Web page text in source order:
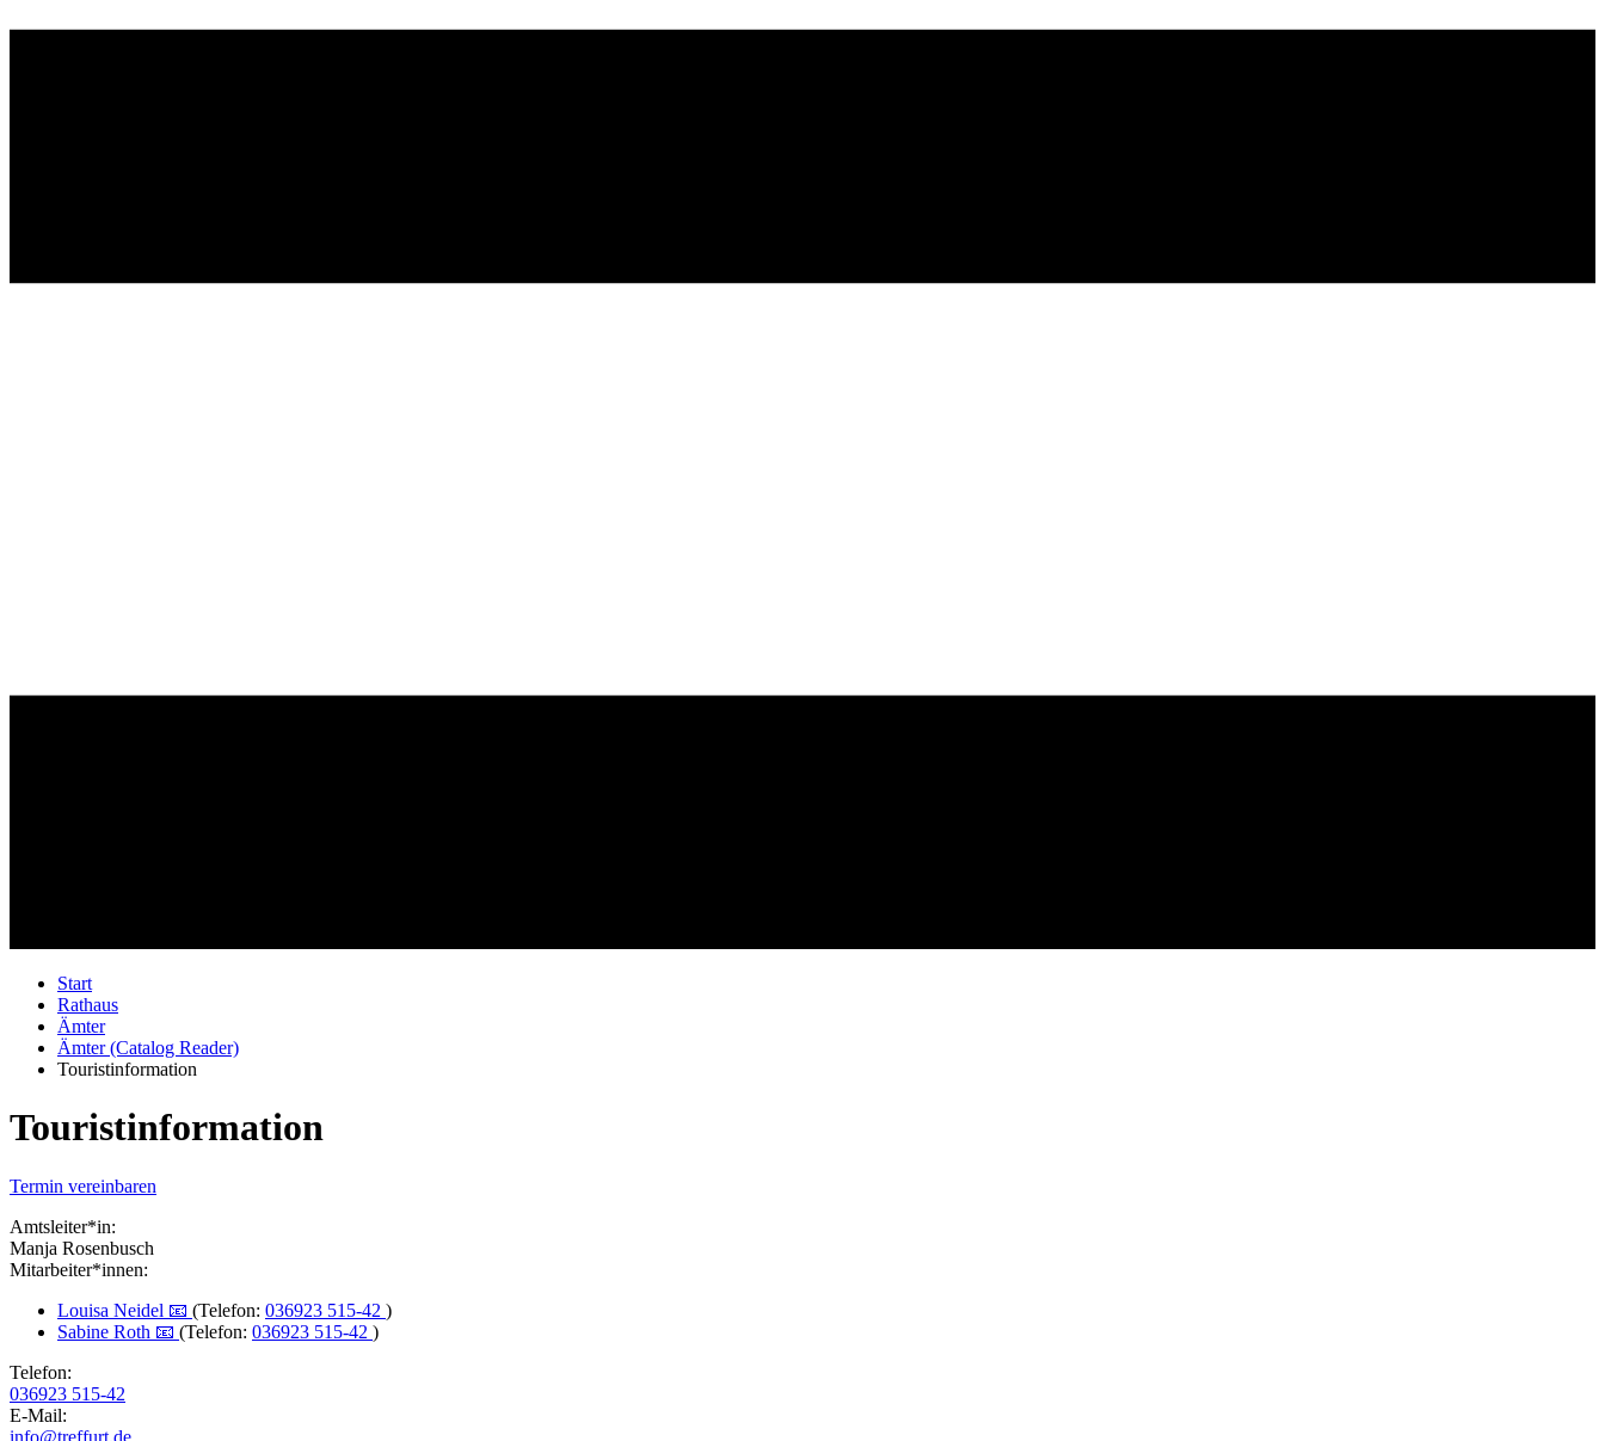
Start
Rathaus
Ämter
Ämter (Catalog Reader)
Touristinformation
Touristinformation
Termin vereinbaren
Amtsleiter*in:
Manja Rosenbusch
Mitarbeiter*innen:
Louisa Neidel 📧 (Telefon: 036923 515-42 )
Sabine Roth 📧 (Telefon: 036923 515-42 )
Telefon:
036923 515-42
E-Mail:
info@treffurt.de